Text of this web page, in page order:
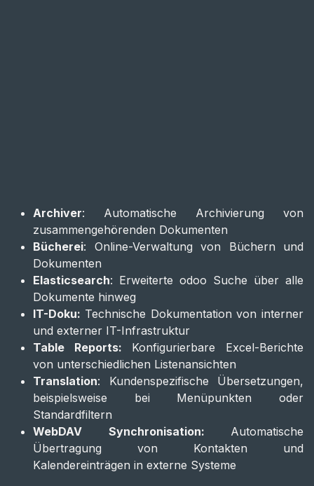
Archiver: Automatische Archivierung von
zusammengehörenden Dokumenten
Bücherei: Online-Verwaltung von Büchern und
Dokumenten
Elasticsearch: Erweiterte odoo Suche über alle
Dokumente hinweg
IT-Doku: Technische Dokumentation von interner
und externer IT-Infrastruktur
Table Reports: Konfigurierbare Excel-Berichte
von unterschiedlichen Listenansichten
Translation: Kundenspezifische Übersetzungen,
beispielsweise bei Menüpunkten oder
Standardfiltern
WebDAV Synchronisation: Automatische
Übertragung von Kontakten und
Kalendereinträgen in externe Systeme